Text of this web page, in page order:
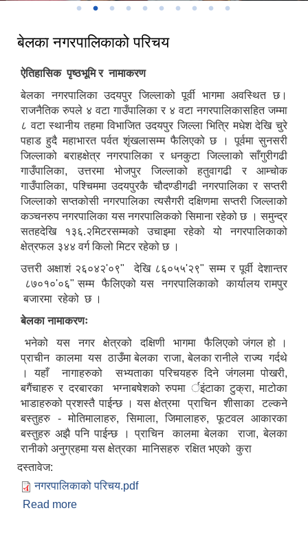
बेलका नगरपालिकाको परिचय
ऐतिहासिक पृष्ठभूमि र नामाकरण
बेलका नगरपालिका उदयपुर जिल्लाको पूर्वी भागमा अवस्थित छ।
राजनैतिक रुपले ४ वटा गाउँपालिका र ४ वटा नगरपालिकासहित जम्मा
८ वटा स्थानीय तहमा विभाजित उदयपुर जिल्ला भित्रि मधेश देखि चुरे
पहाड हुदै महाभारत पर्वत शृंखलासम्म फैलिएको छ । पूर्वमा सुनसरी
जिल्लाको बराहक्षेत्र नगरपालिका र धनकुटा जिल्लाको साँगुरीगढी
गाउँपालिका, उत्तरमा भोजपुर जिल्लाको हतुवागढी र आम्चोक
गाउँपालिका, पश्चिममा उदयपुरकै चौदण्डीगढी नगरपालिका र सप्तरी
जिल्लाको सप्तकोसी नगरपालिका त्यसैगरी दक्षिणमा सप्तरी जिल्लाको
कञ्चनरुप नगरपालिका यस नगरपालिकको सिमाना रहेको छ । समुन्द्र
सतहदेखि १३६.२मिटरसम्मको उचाइमा रहेको यो नगरपालिकाको
क्षेत्रफल ३४४ वर्ग किलो मिटर रहेको छ ।
उत्तरी अक्षाशं २६०४२'०९" देखि ८६०५५'२९" सम्म र पूर्वी देशान्तर
८७०१०'०६" सम्म फैलिएको यस नगरपालिकाको कार्यालय रामपुर
बजारमा रहेको छ ।
बेलका नामाकरणः
भनेको यस नगर क्षेत्रको दक्षिणी भागमा फैलिएको जंगल हो ।
प्राचीन कालमा यस ठाउँमा बेलका राजा, बेलका रानीले राज्य गर्दथे
। यहाँ नागाहरुको सभ्यताका परिचयहरु दिने जंगलमा पोखरी,
बगैंचाहरु र दरबारका भग्नाबषेशको रुपमा र्इंटाका टुक्रा, माटोका
भाडाहरुको प्रशस्तै पाईन्छ । यस क्षेत्रमा प्राचिन शीसाका टल्कने
बस्तुहरु - मोतिमालाहरु, सिमाला, जिमालाहरु, फूटवल आकारका
बस्तुहरु अझै पनि पाईन्छ । प्राचिन कालमा बेलका राजा, बेलका
रानीको अनुग्रहमा यस क्षेत्रका मानिसहरु रक्षित भएको कुरा
दस्तावेज:
नगरपालिकाको परिचय.pdf
Read more